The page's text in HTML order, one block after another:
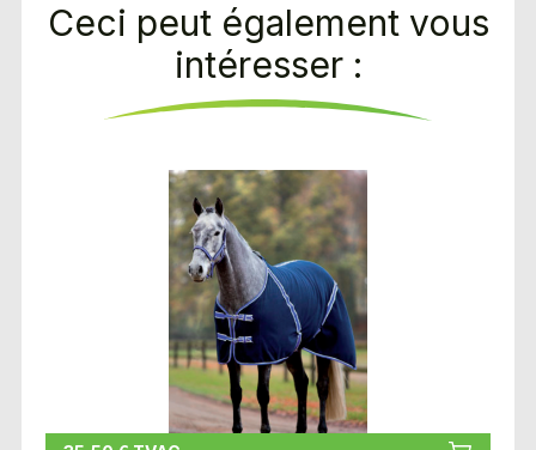
Ceci peut également vous
intéresser :